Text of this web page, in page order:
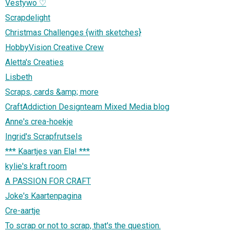
Vestywo ♡
Scrapdelight
Christmas Challenges {with sketches}
HobbyVision Creative Crew
Aletta's Creaties
Lisbeth
Scraps, cards &amp; more
CraftAddiction Designteam Mixed Media blog
Anne's crea-hoekje
Ingrid's Scrapfrutsels
*** Kaartjes van Ela! ***
kylie's kraft room
A PASSION FOR CRAFT
Joke's Kaartenpagina
Cre-aartje
To scrap or not to scrap, that's the question.